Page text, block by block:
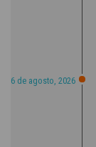
6 de agosto, 2026